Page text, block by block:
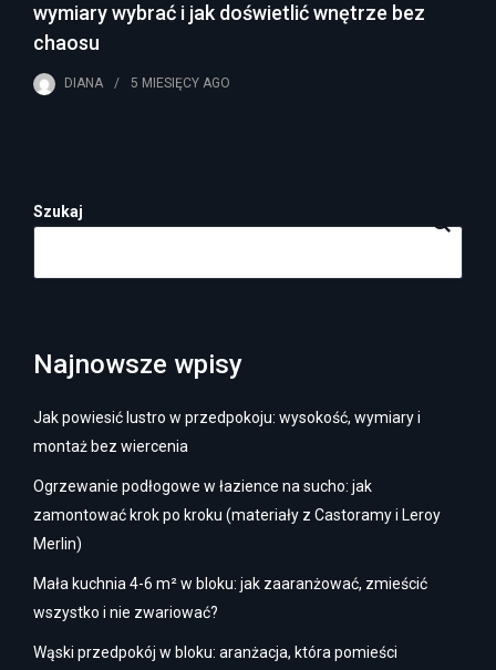
wymiary wybrać i jak doświetlić wnętrze bez
chaosu
DIANA 5 MIESIĘCY AGO
Szukaj
Najnowsze wpisy
Jak powiesić lustro w przedpokoju: wysokość, wymiary i
montaż bez wiercenia
Ogrzewanie podłogowe w łazience na sucho: jak
zamontować krok po kroku (materiały z Castoramy i Leroy
Merlin)
Mała kuchnia 4-6 m² w bloku: jak zaaranżować, zmieścić
wszystko i nie zwariować?
Wąski przedpokój w bloku: aranżacja, która pomieści